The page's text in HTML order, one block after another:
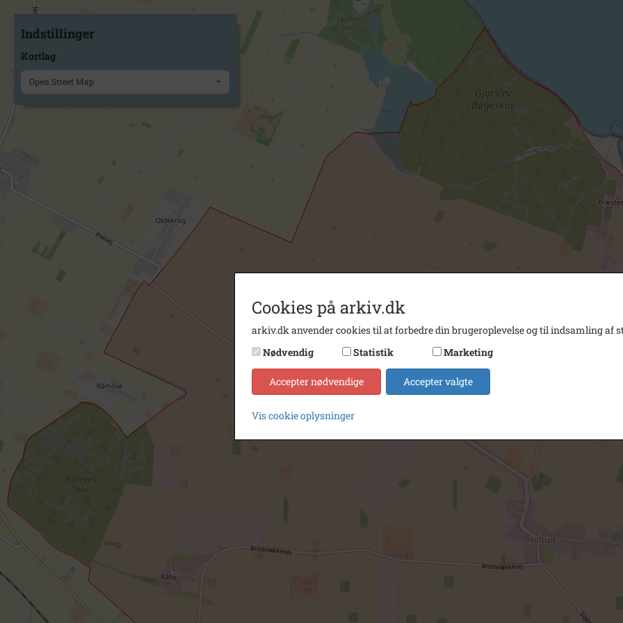
Indstillinger
Kortlag
Open Street Map
Cookies på arkiv.dk
arkiv.dk anvender cookies til at forbedre din brugeroplevelse og til indsamling af
Nødvendig
Statistik Marketing
Accepter nødvendige Accepter valgte
Vis cookie oplysninger